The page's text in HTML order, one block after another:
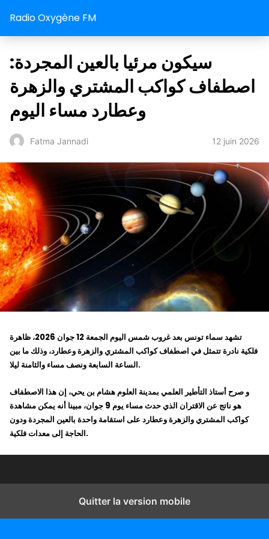
Radio Oxygène FM
سيكون مرئيا بالعين المجردة:
اصطفاف كواكب المشتري والزهرة
وعطارد مساء اليوم
Fatma Jannadi 12 juin 2026
تشهد سماء تونس بعد غروب شمس اليوم الجمعة 12 جوان 2026، ظاهرة
فلكية نادرة تتمثل في اصطفاف كواكب المشتري والزهرة وعطارد، وذلك ما بين
الساعة السابعة ونصف مساء والثامنة ليلا.
و صرح أستاذ التأطير العلمي بمدينة العلوم هشام بن يحي، إن هذا الاصطفاف
هو ناتج عن الاقتران الذي حدث مساء يوم 9 جوان، مبينا أنه يمكن مشاهدة
كواكب المشتري والزهرة وعطارد على استقامة واحدة بالعين المجردة ودون
الحاجة إلى معدات فلكية.
Quitter la version mobile